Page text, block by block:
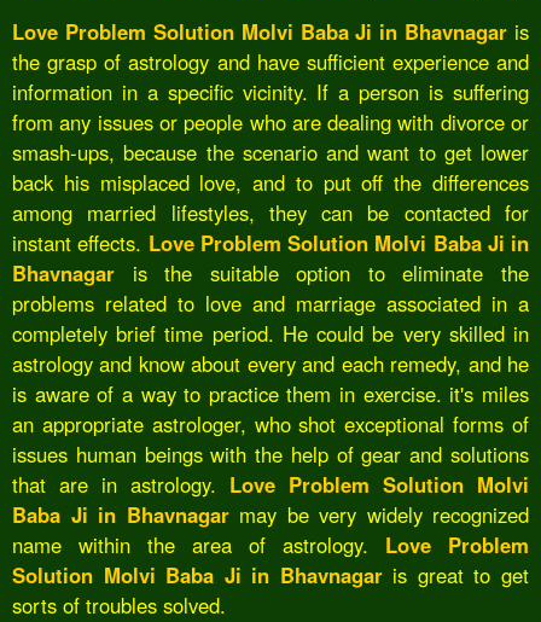
Love Problem Solution Molvi Baba Ji in Bhavnagar is
the grasp of astrology and have sufficient experience and
information in a specific vicinity. If a person is suffering
from any issues or people who are dealing with divorce or
smash-ups, because the scenario and want to get lower
back his misplaced love, and to put off the differences
among married lifestyles, they can be contacted for
instant effects. Love Problem Solution Molvi Baba Ji in
Bhavnagar is the suitable option to eliminate the
problems related to love and marriage associated in a
completely brief time period. He could be very skilled in
astrology and know about every and each remedy, and he
is aware of a way to practice them in exercise. it's miles
an appropriate astrologer, who shot exceptional forms of
issues human beings with the help of gear and solutions
that are in astrology. Love Problem Solution Molvi
Baba Ji in Bhavnagarmay be very widely recognized
name within the area of astrology. Love Problem
Solution Molvi Baba Ji in Bhavnagaris great to get
sorts of troubles solved.